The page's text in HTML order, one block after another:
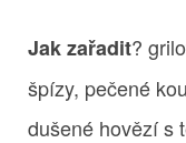
Jak zařadit?
špízy, pečené
dušené hovězí s